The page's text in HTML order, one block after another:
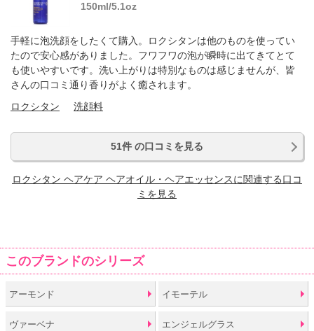
150ml/5.1oz
手軽に泡洗顔をしたくて購入。ロクシタンは他のものを使ってい
たので安心感がありました。フワフワの泡が瞬時に出てきてとて
も使いやすいです。洗い上がりは特別なものは感じませんが、皆
さんの口コミ通り香りがよく癒されます。
ロクシタン
洗顔料
51件 の口コミを見る
ロクシタン ヘアケア ヘアオイル・ヘアエッセンスに関連する口コ
ミを見る
このブランドのシリーズ
アーモンド イモーテル
ヴァーベナ エンジェルグラス